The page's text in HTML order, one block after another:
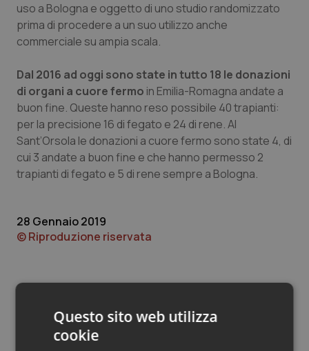
Umbria
Valle D’Aosta
Veneto
Oftalmologia
Oncodermatologia
Oncoematologia
Oncologia & Nutrizione
Psoriasi & pelle
Quotidiano Chirurgia
Rene & patologie urogenitali
uso a Bologna e oggetto di uno studio randomizzato
prima di procedere a un suo utilizzo anche
commerciale su ampia scala.
Dal 2016 ad oggi sono state in tutto 18 le donazioni
di organi a cuore fermo in Emilia-Romagna andate a
buon fine. Queste hanno reso possibile 40 trapianti:
per la precisione 16 di fegato e 24 di rene. Al
Sant’Orsola le donazioni a cuore fermo sono state 4, di
cui 3 andate a buon fine e che hanno permesso 2
trapianti di fegato e 5 di rene sempre a Bologna.
28 Gennaio 2019
© Riproduzione riservata
Questo sito web utilizza
cookie